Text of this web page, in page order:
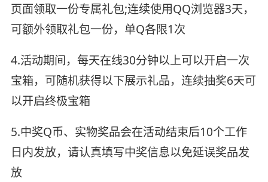
页面领取一份专属礼包;连续使用QQ浏览器3天，
可额外领取礼包一份，单Q各限1次
4.活动期间，每天在线30分钟以上可以开启一次
宝箱，可随机获得以下展示礼品，连续抽奖6天可
以开启终极宝箱
5.中奖Q币、实物奖品会在活动结束后10个工作
日内发放，请认真填写中奖信息以免延误奖品发
放